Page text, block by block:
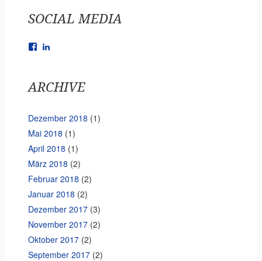
SOCIAL MEDIA
Facebook
ARCHIVE
Dezember 2018 (1)
Mai 2018 (1)
April 2018 (1)
März 2018 (2)
Februar 2018 (2)
Januar 2018 (2)
Dezember 2017(3)
November 2017(2)
Oktober 2017(2)
September 2017(2)